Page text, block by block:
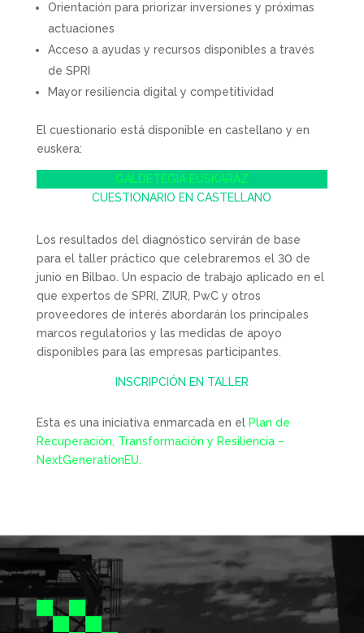
Orientación para priorizar inversiones y próximas
actuaciones
Acceso a ayudas y recursos disponibles a través
de SPRI
Mayor resiliencia digital y competitividad
El cuestionario está disponible en castellano y en
euskera:
GALDETEGIA EUSKARAZ
CUESTIONARIO EN CASTELLANO
Los resultados del diagnóstico servirán de base
para el taller práctico que celebraremos el 30 de
junio en Bilbao. Un espacio de trabajo aplicado en el
que expertos de SPRI, ZIUR, PwC y otros
proveedores de interés abordarán los principales
marcos regulatorios y las medidas de apoyo
disponibles para las empresas participantes.
INSCRIPCIÓN EN TALLER
Esta es una iniciativa enmarcada en elPlan de
Recuperación, Transformación y Resiliencia –
NextGenerationEU.